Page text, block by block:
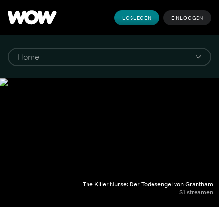
LOSLEGEN EINLOGGEN
The Killer Nurse: Der Todesengel von Grantham
S1 streamen